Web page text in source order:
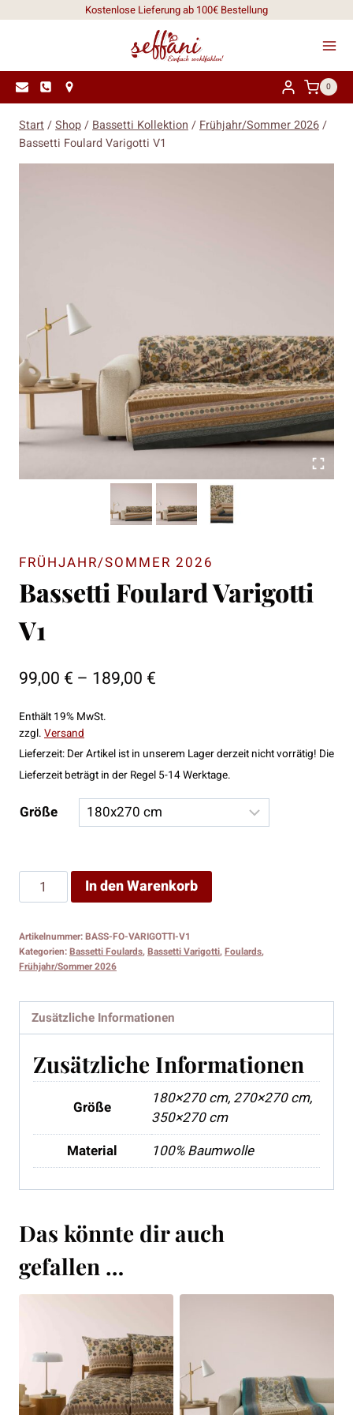
Kostenlose Lieferung ab 100€ Bestellung
0
Start/Shop/ Bassetti Kollektion / Frühjahr/Sommer 2026/
Bassetti Foulard Varigotti V1
FRÜHJAHR/SOMMER 2026
Bassetti Foulard Varigotti
V1
99,00 € – 189,00 €
189,00 €
Enthält 19% MwSt.
zzgl. Versand
Lieferzeit: Der Artikel ist in unserem Lager derzeit nicht vorrätig! Die
Lieferzeit beträgt in der Regel 5-14 Werktage.
Größe
Bassetti
Foulard
V1
Menge
In den Warenkorb
Artikelnummer:BASS-FO-VARIGOTTI-V1
Kategorien:Bassetti Foulards,Bassetti Varigotti,Foulards,
Frühjahr/Sommer 2026
Zusätzliche Informationen
Zusätzliche Informationen
Größe
180×270 cm, 270×270 cm,
350×270 cm
Material
100% Baumwolle
Das könnte dir auch
gefallen …